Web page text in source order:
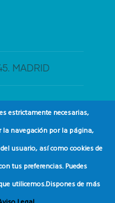
MADRID
estrictamente necesarias,
navegación por la página,
usuario, así como cookies de
tus preferencias. Puedes
utilicemos.Dispones de más